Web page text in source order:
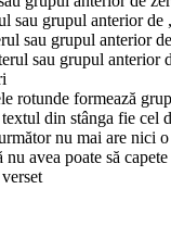
sau grupul anterior de
sau grupul anterior
sau grupul anterior
rotunde formează
din stânga fie cel
nu mai are nici
nu avea poate să capete